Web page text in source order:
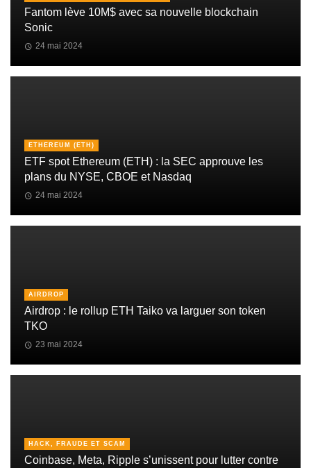
Fantom lève 10M$ avec sa nouvelle blockchain
Sonic
24 mai 2024
ETHEREUM (ETH)
ETF spot Ethereum (ETH) : la SEC approuve les
plans du NYSE, CBOE et Nasdaq
24 mai 2024
AIRDROP
Airdrop : le rollup ETH Taiko va larguer son token
TKO
23 mai 2024
HACK, FRAUDE ET SCAM
Coinbase, Meta, Ripple s’unissent pour lutter contre